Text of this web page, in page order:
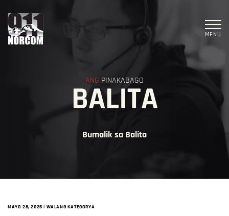
MENU
ANG PINAKABAGO
BALITA
Bumalik sa Balita
MAYO 28, 2026 | WALANG KATEGORYA